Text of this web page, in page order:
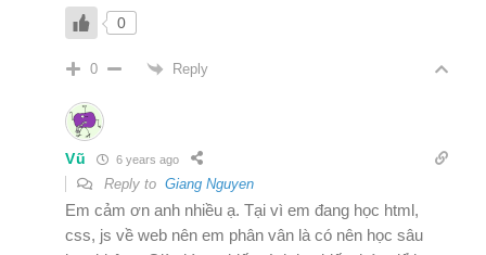
0
0 Reply
Vũ 6 years ago
Reply toGiang Nguyen
Em cảm ơn anh nhiều ạ. Tại vì em đang học html,
css, js về web nên em phân vân là có nên học sâu